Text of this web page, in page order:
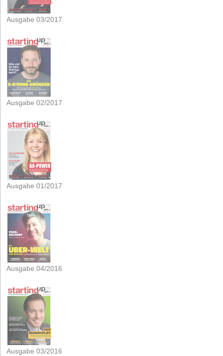
Ausgabe 03/2017
Ausgabe 02/2017
Ausgabe 01/2017
Ausgabe 04/2016
Ausgabe 03/2016